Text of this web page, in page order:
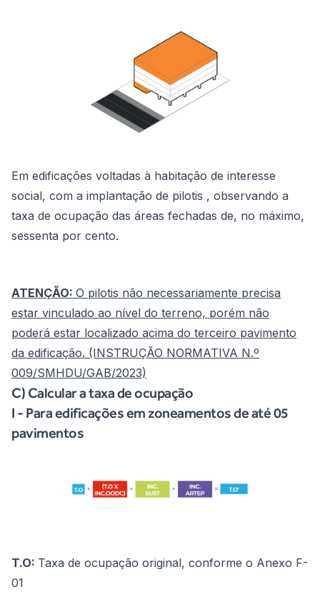
Em edificações voltadas à habitação de interesse
social, com a implantação de pilotis , observando a
taxa de ocupação das áreas fechadas de, no máximo,
sessenta por cento.
ATENÇÃO: O pilotis não necessariamente precisa
estar vinculado ao nível do terreno, porém não
poderá estar localizado acima do terceiro pavimento
da edificação. (INSTRUÇÃO NORMATIVA N.º
009/SMHDU/GAB/2023)
C) Calcular a taxa de ocupação
I - Para edificações em zoneamentos de até 05
pavimentos
T.O: Taxa de ocupação original, conforme o Anexo F-
01